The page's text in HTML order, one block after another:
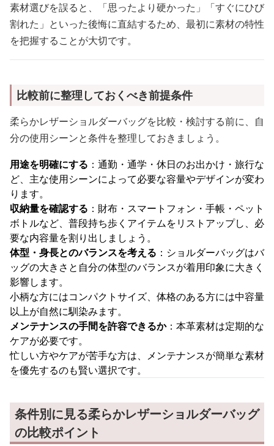
素材選びを誤ると、「思ったより硬かった」「すぐにひび
割れた」といった後悔に直結するため、最初に素材の特性
を把握することが大切です。
比較前に整理しておくべき前提条件
柔らかレザーショルダーバッグを比較・検討する前に、自
分の使用シーンと条件を整理しておきましょう。
用途を明確にする ：通勤・通学・休日のお出かけ・旅行な
ど、主な使用シーンによって必要な容量やデザインが変わ
ります。
収納量を確認する ：財布・スマートフォン・手帳・ペット
ボトルなど、普段持ち歩くアイテムをリストアップし、必
要な内容量を割り出しましょう。
体型・身長とのバランスを考える ：ショルダーバッグはバ
ッグの大きさと自分の体型のバランスが着用印象に大きく
影響します。
小柄な方にはコンパクトサイズ、体格のある方には中容量
以上が自然に馴染みます。
メンテナンスの手間を許容できるか：本革素材は定期的な
ケアが必要です。
忙しい方やケアが苦手な方は、メンテナンスが簡単な素材
を優先するのも賢い選択です。
条件別に見る柔らかレザーショルダーバッグ
の比較ポイント